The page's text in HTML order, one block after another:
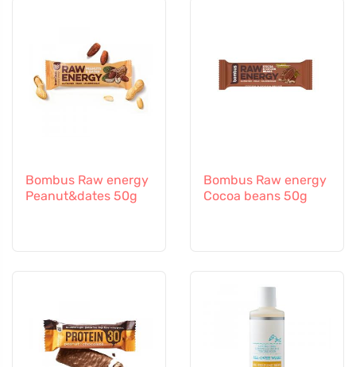
Bombus Raw energy
Peanut&dates 50g
Bombus Raw energy
Cocoa beans 50g